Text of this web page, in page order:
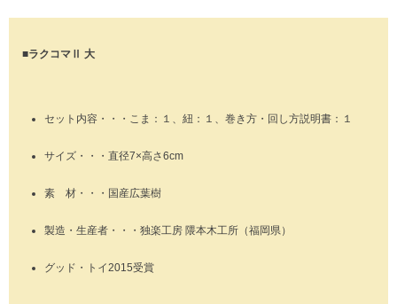
■ラクコマⅡ 大
セット内容・・・こま：１、紐：１、巻き方・回し方説明書：１
サイズ・・・直径7×高さ6cm
素 材・・・国産広葉樹
製造・生産者・・・独楽工房 隈本木工所（福岡県）
グッド・トイ2015受賞